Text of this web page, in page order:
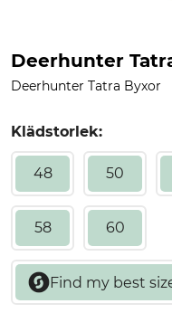
Deerhunter
Deerhunter Tatra Byxor
Klädstorlek:
48 50
58 60